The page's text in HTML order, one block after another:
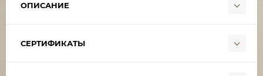
ОПИСАНИЕ
СЕРТИФИКАТЫ